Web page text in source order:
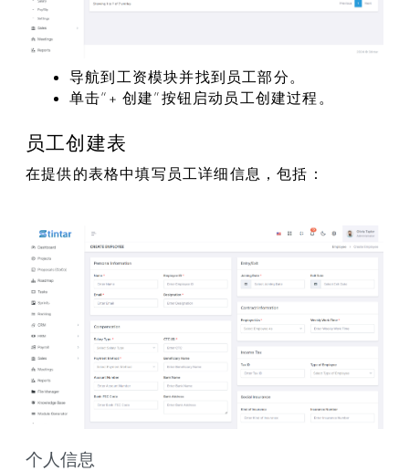
导航到工资模块并找到员工部分。
单击“+ 创建”按钮启动员工创建过程。
员工创建表
在提供的表格中填写员工详细信息，包括：
个人信息